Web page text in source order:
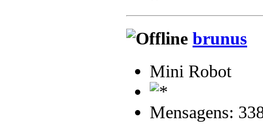
brunus
Mini Robot
Mensagens: